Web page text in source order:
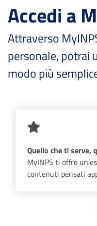
Accedi a
Attraverso
personale, potrai
modo più
Quello che ti serve,
MyINPS ti offre
contenuti pensati